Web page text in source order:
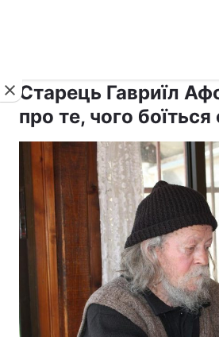
Старець Гавриїл
про те, чого боїться